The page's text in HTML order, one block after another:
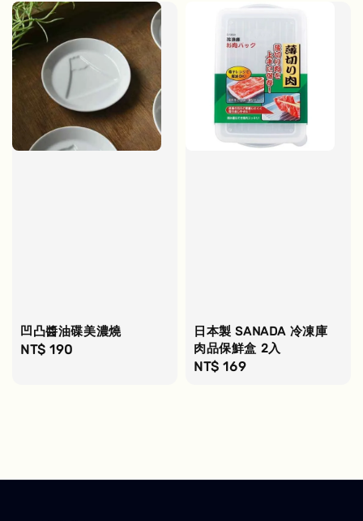
凹凸醬油碟美濃燒
Regular
NT$ 190
日本製 SANADA 冷凍庫
肉品保鮮盒 2入
Regular
NT$ 169